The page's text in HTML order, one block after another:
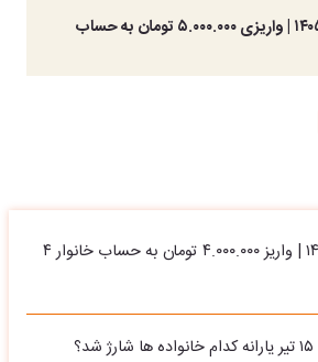
یارانه معیشتی تیر ۱۴۰۵ | واریزی ۵.۰۰۰.۰۰۰ تومان به حساب
یارانه معیشتی تیر ۱۴۰۵ | واریز ۴.۰۰۰.۰۰۰ تومان به حساب خانوار ۴